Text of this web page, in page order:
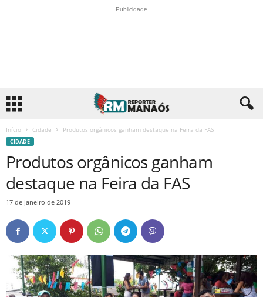
Publicidade
Início Cidade Produtos orgânicos ganham destaque na Feira da FAS
CIDADE
Produtos orgânicos ganham
destaque na Feira da FAS
17 de janeiro de 2019